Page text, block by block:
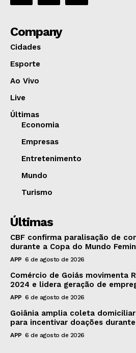
Company
Cidades
Esporte
Ao Vivo
Live
Últimas
Economia
Empresas
Entretenimento
Mundo
Turismo
Últimas
CBF confirma paralisação de
durante a Copa do Mundo
APP 6 de agosto de 2026
Comércio de Goiás movimenta
2024 e lidera geração de
APP 6 de agosto de 2026
Goiânia amplia coleta
para incentivar doações
APP 6 de agosto de 2026